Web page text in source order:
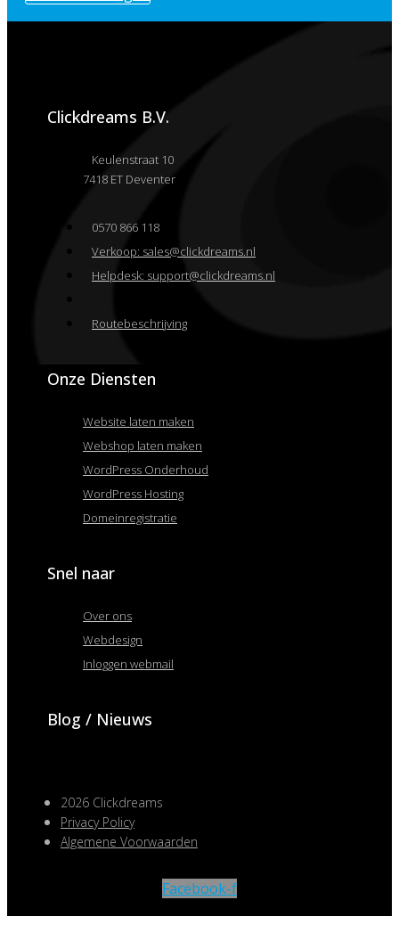
Clickdreams B.V.
Keulenstraat 10
7418 ET Deventer
0570 866 118
Verkoop: sales@clickdreams.nl
Helpdesk: support@clickdreams.nl
Routebeschrijving
Onze Diensten
Website laten maken
Webshop laten maken
WordPress Onderhoud
WordPress Hosting
Domeinregistratie
Snel naar
Over ons
Webdesign
Inloggen webmail
Blog / Nieuws
2026 Clickdreams
Privacy Policy
Algemene Voorwaarden
Facebook-f